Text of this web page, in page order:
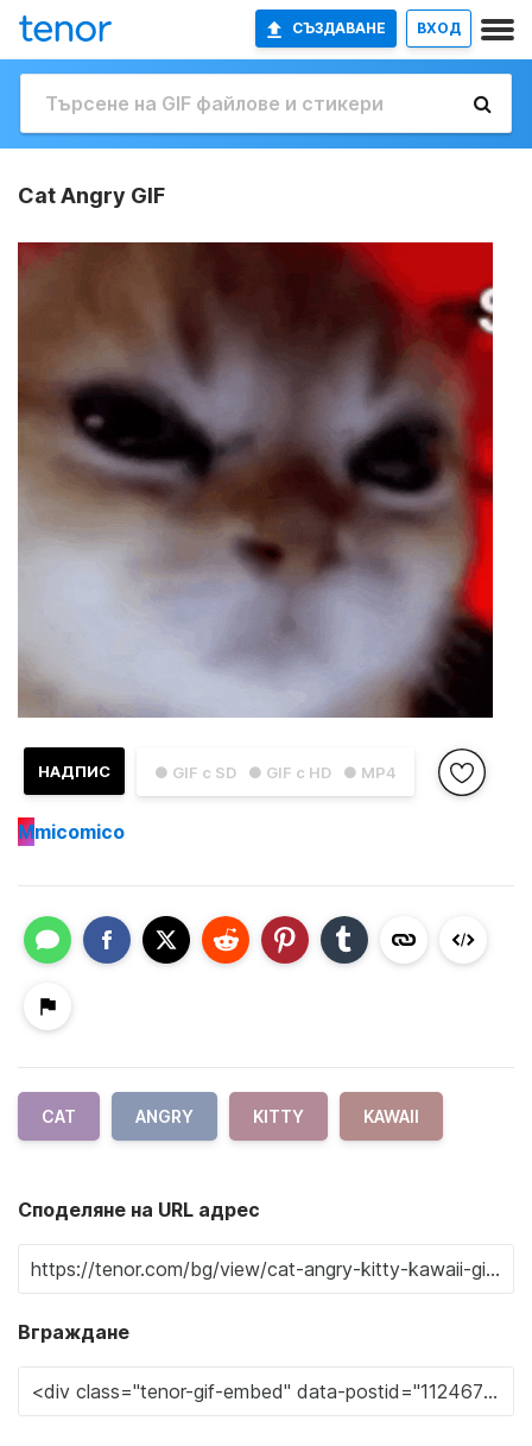
СЪЗДАВАНЕ ВХОД
Cat Angry GIF
● GIF с SD ● GIF с HD ● MP4
НАДПИС
Mmicomico
CAT ANGRY KITTY KAWAII
Споделяне на URL адрес
Вграждане